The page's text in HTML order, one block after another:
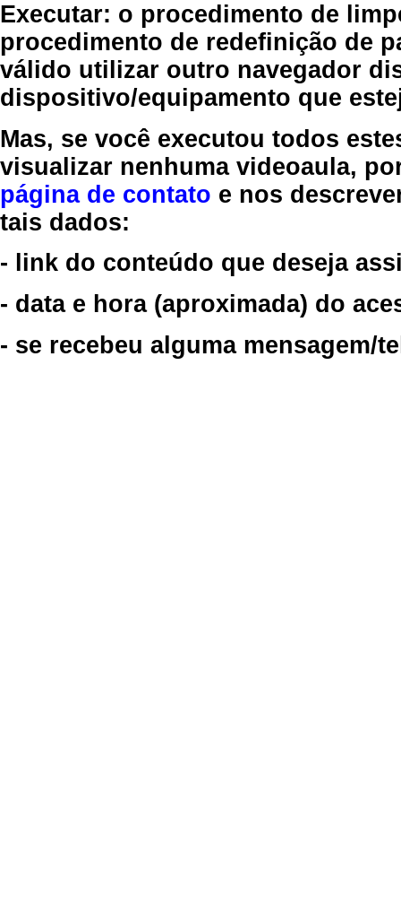
Executar: o procedimento de
procedimento de redefinição de
válido utilizar outro navegador
dispositivo/equipamento que
Mas, se você executou todos
visualizar nenhuma videoaula,
página de contato e nos
tais dados:
- link do conteúdo que deseja
- data e hora (aproximada) do
- se recebeu alguma mensagem/